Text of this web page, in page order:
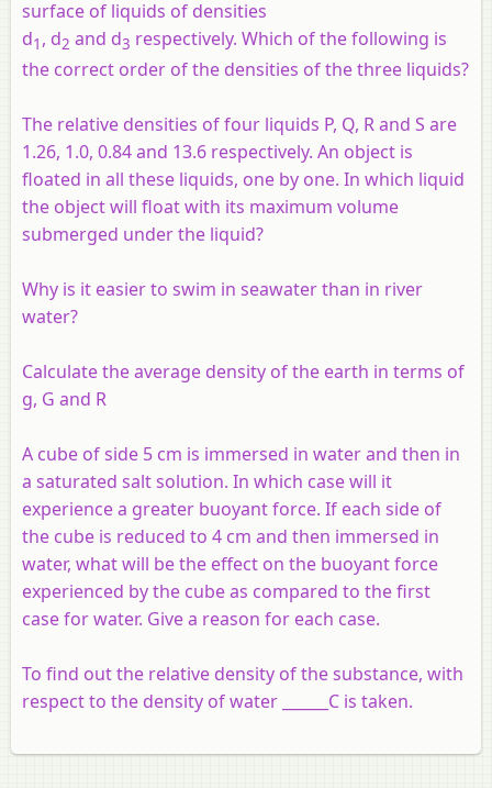
surface of liquids of densities
d1 , d2 and d3 respectively. Which of the following is
the correct order of the densities of the three liquids?
The relative densities of four liquids P, Q, R and S are
1.26, 1.0, 0.84 and 13.6 respectively. An object is
floated in all these liquids, one by one. In which liquid
the object will float with its maximum volume
submerged under the liquid?
Why is it easier to swim in seawater than in river
water?
Calculate the average density of the earth in terms of
g, G and R
A cube of side 5 cm is immersed in water and then in
a saturated salt solution. In which case will it
experience a greater buoyant force. If each side of
the cube is reduced to 4 cm and then immersed in
water, what will be the effect on the buoyant force
experienced by the cube as compared to the first
case for water. Give a reason for each case.
To find out the relative density of the substance, with
respect to the density of water ______C is taken.